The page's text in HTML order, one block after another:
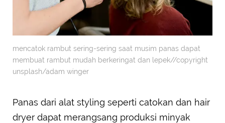
mencatok rambut sering-sering saat musim panas dapat
membuat rambut mudah berkeringat dan lepek//copyright
unsplash/adam winger
Panas dari alat styling seperti catokan dan hair
dryer dapat merangsang produksi minyak